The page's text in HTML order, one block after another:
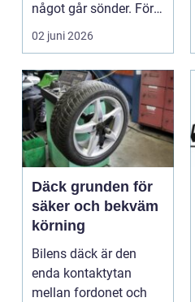
något går sönder. För
många biläg...
02 juni 2026
Däck grunden för
säker och bekväm
körning
Bilens däck är den
enda kontaktytan
mellan fordonet och